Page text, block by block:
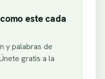
este cada
y palabras de
gratis a la